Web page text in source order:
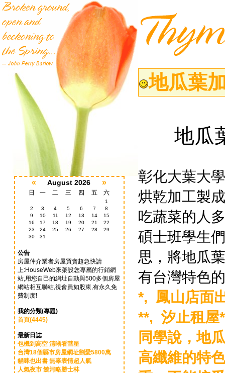
« August 2026 »
日 一 二 三 四 五 六
1
2
3 4 5 6 7
8
9
10 11 12 13 14
15
16
17 18 19 20 21
22
23
24 25 26 27 28
29
30
31
公告
房屋仲介業者房屋買賣超急快請
上:HouseWeb來架設您專屬的行銷網
站,用您自己的網址自動與500多個房屋
網站相互聯結,視會員如股東,有永久免
費制度!
我的分類(專題)
首頁(4445)
最新日誌
包機到高空 清晰看彗星
台灣18個縣市房屋網址割愛5800萬
貓咪也出書 無辜表情超人氣
人氣夜市 饒河略勝士林
地瓜葉
地瓜
彰化大葉大
烘乾加工製
吃蔬菜的人
碩士班學生
思，將地瓜
有台灣特色
*, 鳳山店面
**, 汐止租
同學說，地
高纖維的特